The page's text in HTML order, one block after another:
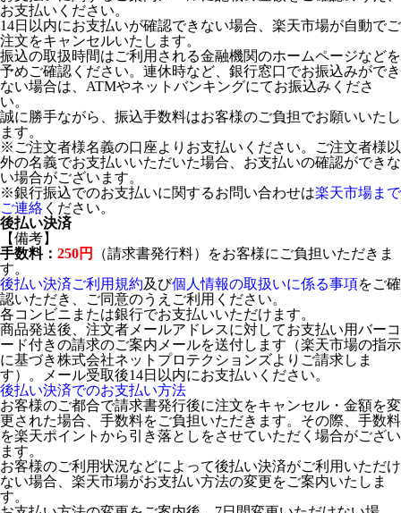
お支払いください。
14日以内にお支払いが確認できない場合、楽天市場が自動でご
注文をキャンセルいたします。
振込の取扱時間はご利用される金融機関のホームページなどを
予めご確認ください。連休時など、銀行窓口でお振込みができ
ない場合は、ATMやネットバンキングにてお振込みくださ
い。
誠に勝手ながら、振込手数料はお客様のご負担でお願いいたし
ます。
※ご注文者様名義の口座よりお支払いください。ご注文者様以
外の名義でお支払いいただいた場合、お支払いの確認ができな
い場合がございます。
※銀行振込でのお支払いに関するお問い合わせは楽天市場まで
ご連絡 ください。
後払い決済
【備考】
手数料： 250円
（請求書発行料）をお客様にご負担いただきま
す。
後払い決済ご利用規約及び個人情報の取扱いに係る事項をご確
認いただき、ご同意のうえご利用ください。
各コンビニまたは銀行でお支払いいただけます。
商品発送後、注文者メールアドレスに対してお支払い用バーコ
ード付きの請求のご案内メールを送付します（楽天市場の指示
に基づき株式会社ネットプロテクションズよりご請求しま
す）。メール受取後14日以内にお支払いください。
後払い決済でのお支払い方法
お客様のご都合で請求書発行後に注文をキャンセル・金額を変
更された場合、手数料をご負担いただきます。その際、手数料
を楽天ポイントから引き落としをさせていただく場合がござい
ます。
お客様のご利用状況などによって後払い決済がご利用いただけ
ない場合、楽天市場がお支払い方法の変更をご案内いたしま
す。